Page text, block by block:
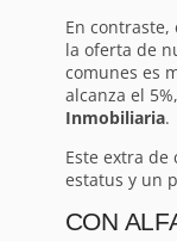
En
la oferta de
comunes es
alcanza el
Inmobiliaria.
Este extra
estatus y un
CON